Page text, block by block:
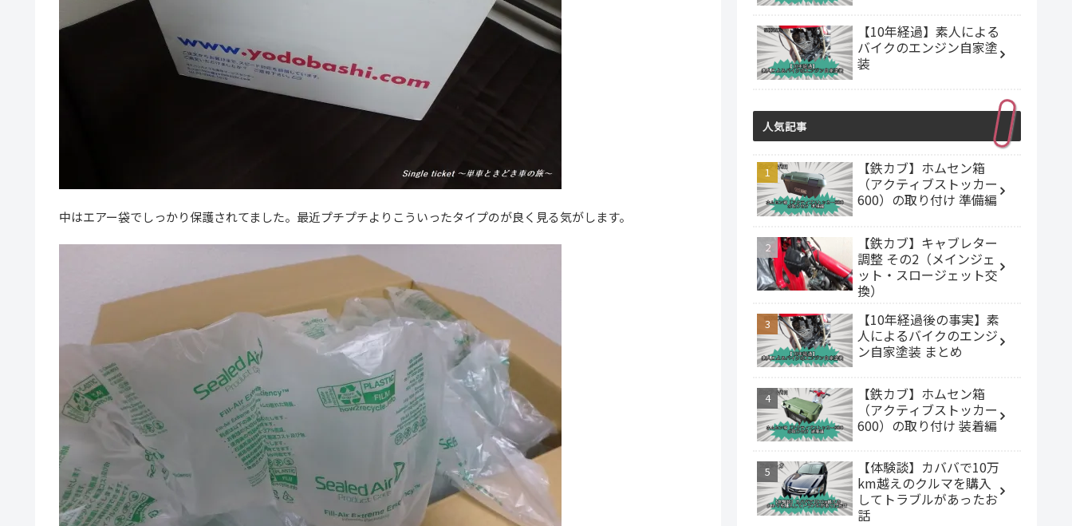
中はエアー袋でしっかり保護されてました。最近プチプチよりこういったタイプのが良く見る気がします。
【10年経過】素人による
バイクのエンジン自家塗
装
人気記事
【鉄カブ】ホムセン箱
（アクティブストッカー
600）の取り付け 準備編
【鉄カブ】キャブレター
調整 その2（メインジェ
ット・スロージェット交
換）
【10年経過後の事実】素
人によるバイクのエンジ
ン自家塗装 まとめ
【鉄カブ】ホムセン箱
（アクティブストッカー
600）の取り付け 装着編
【体験談】カババで10万
km越えのクルマを購入
してトラブルがあったお
話